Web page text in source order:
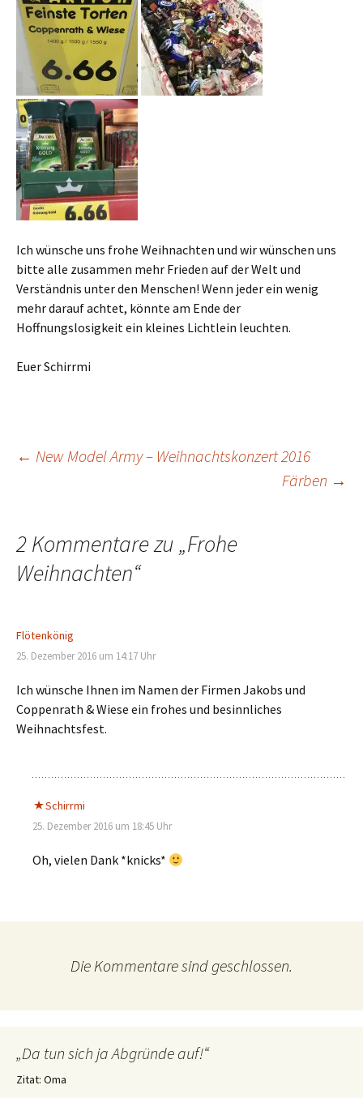
Ich wünsche uns frohe Weihnachten und wir wünschen uns
bitte alle zusammen mehr Frieden auf der Welt und
Verständnis unter den Menschen! Wenn jeder ein wenig
mehr darauf achtet, könnte am Ende der
Hoffnungslosigkeit ein kleines Lichtlein leuchten.
Euer Schirrmi
Beitragsnavigation
← New Model Army – Weihnachtskonzert 2016
Färben →
2 Kommentare zu „Frohe
Weihnachten“
Flötenkönig
25. Dezember 2016 um 14:17 Uhr
Ich wünsche Ihnen im Namen der Firmen Jakobs und
Coppenrath & Wiese ein frohes und besinnliches
Weihnachtsfest.
Schirrmi
25. Dezember 2016 um 18:45 Uhr
Oh, vielen Dank *knicks*
Die Kommentare sind geschlossen.
„Da tun sich ja Abgründe auf!“
Zitat: Oma